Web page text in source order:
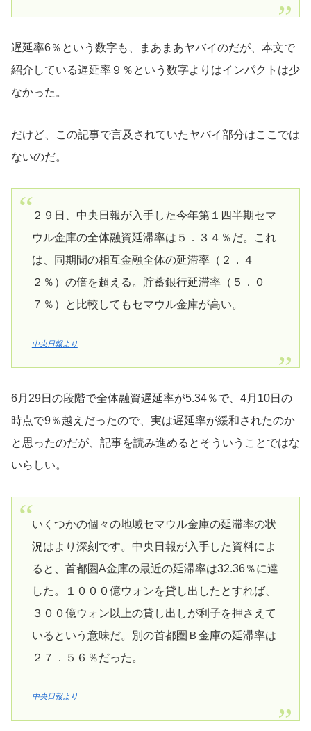
遅延率6％という数字も、まあまあヤバイのだが、本文で
紹介している遅延率９％という数字よりはインパクトは少
なかった。
だけど、この記事で言及されていたヤバイ部分はここでは
ないのだ。
２９日、中央日報が入手した今年第１四半期セマ
ウル金庫の全体融資延滞率は５．３４％だ。これ
は、同期間の相互金融全体の延滞率（２．４
２％）の倍を超える。貯蓄銀行延滞率（５．０
７％）と比較してもセマウル金庫が高い。
中央日報より
6月29日の段階で全体融資遅延率が5.34％で、4月10日の
時点で9％越えだったので、実は遅延率が緩和されたのか
と思ったのだが、記事を読み進めるとそういうことではな
いらしい。
いくつかの個々の地域セマウル金庫の延滞率の状
況はより深刻です。中央日報が入手した資料によ
ると、首都圏A金庫の最近の延滞率は32.36％に達
した。１０００億ウォンを貸し出したとすれば、
３００億ウォン以上の貸し出しが利子を押さえて
いるという意味だ。別の首都圏Ｂ金庫の延滞率は
２７．５６％だった。
中央日報より